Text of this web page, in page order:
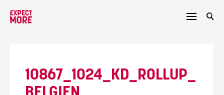
10867_1024_KD_ROLLUP_